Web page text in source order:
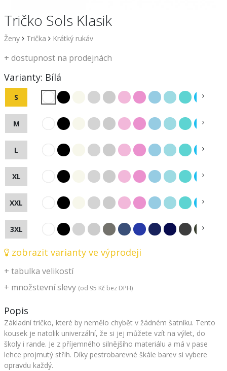
Tričko Sols Klasik
Ženy Trička Krátký rukáv
+ množstevní slevy (od 95 Kč bez DPH)
+ dostupnost na prodejnách
zobrazit varianty ve výprodeji
Varianty: Bílá
S
M
L
XL
XXL
3XL
+ tabulka velikostí
Popis
Základní tričko, které by nemělo chybět v žádném šatníku. Tento
kousek je natolik univerzální, že si jej můžete vzít na výlet, do
školy i rande. Je z příjemného silnějšího materiálu a má v pase
lehce projmutý střih. Díky pestrobarevné škále barev si vybere
opravdu každý.